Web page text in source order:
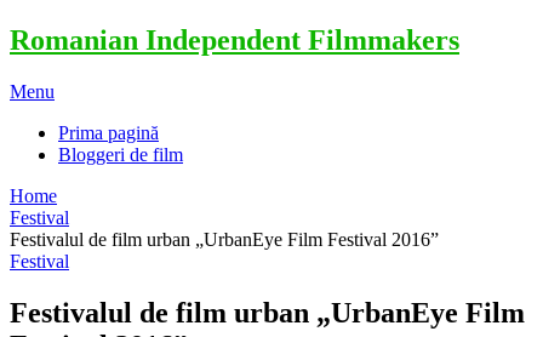
Romanian Independent Filmmakers
Menu
Prima pagină
Bloggeri de film
Home
Festival
Festivalul de film urban „UrbanEye Film Festival 2016”
Festival
Festivalul de film urban „UrbanEye Film